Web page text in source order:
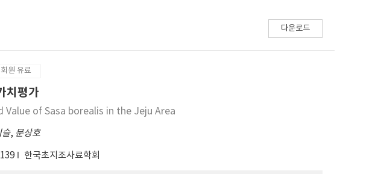
다운로드
원 유료
치평가
of Sasa borealis in the Jeju Area
슬, 문상호
한국초지조사료학회